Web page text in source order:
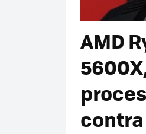
AMD